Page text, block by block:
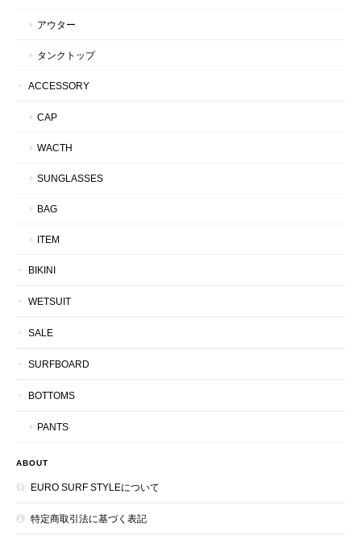
アウター
タンクトップ
ACCESSORY
CAP
WACTH
SUNGLASSES
BAG
ITEM
BIKINI
WETSUIT
SALE
SURFBOARD
BOTTOMS
PANTS
ABOUT
EURO SURF STYLEについて
特定商取引法に基づく表記